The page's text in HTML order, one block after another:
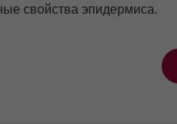
свойства эпидермиса.
действием,